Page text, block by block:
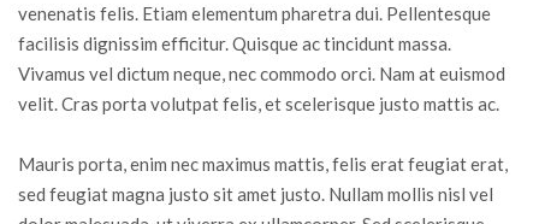
venenatis felis. Etiam elementum pharetra dui. Pellentesque
facilisis dignissim efficitur. Quisque ac tincidunt massa.
Vivamus vel dictum neque, nec commodo orci. Nam at euismod
velit. Cras porta volutpat felis, et scelerisque justo mattis ac.
Mauris porta, enim nec maximus mattis, felis erat feugiat erat,
sed feugiat magna justo sit amet justo. Nullam mollis nisl vel